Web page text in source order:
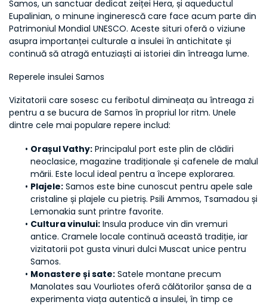
Samos, un sanctuar dedicat zeiței Hera, și aqueductul
Eupalinian, o minune inginerescă care face acum parte din
Patrimoniul Mondial UNESCO. Aceste situri oferă o viziune
asupra importanței culturale a insulei în antichitate și
continuă să atragă entuziaști ai istoriei din întreaga lume.
Reperele insulei Samos
Vizitatorii care sosesc cu feribotul dimineața au întreaga zi
pentru a se bucura de Samos în propriul lor ritm. Unele
dintre cele mai populare repere includ:
Orașul Vathy: Principalul port este plin de clădiri
neoclasice, magazine tradiționale și cafenele de malul
mării. Este locul ideal pentru a începe explorarea.
Plajele: Samos este bine cunoscut pentru apele sale
cristaline și plajele cu pietriș. Psili Ammos, Tsamadou și
Lemonakia sunt printre favorite.
Cultura vinului: Insula produce vin din vremuri
antice. Cramele locale continuă această tradiție, iar
vizitatorii pot gusta vinuri dulci Muscat unice pentru
Samos.
Monastere și sate: Satele montane precum
Manolates sau Vourliotes oferă călătorilor șansa de a
experimenta viața autentică a insulei, în timp ce